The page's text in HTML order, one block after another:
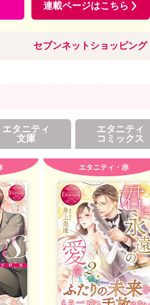
連載ページはこちら
セブンネットショッピング
エタニティ
文庫
エタニティ
コミックス
エタニティ・赤